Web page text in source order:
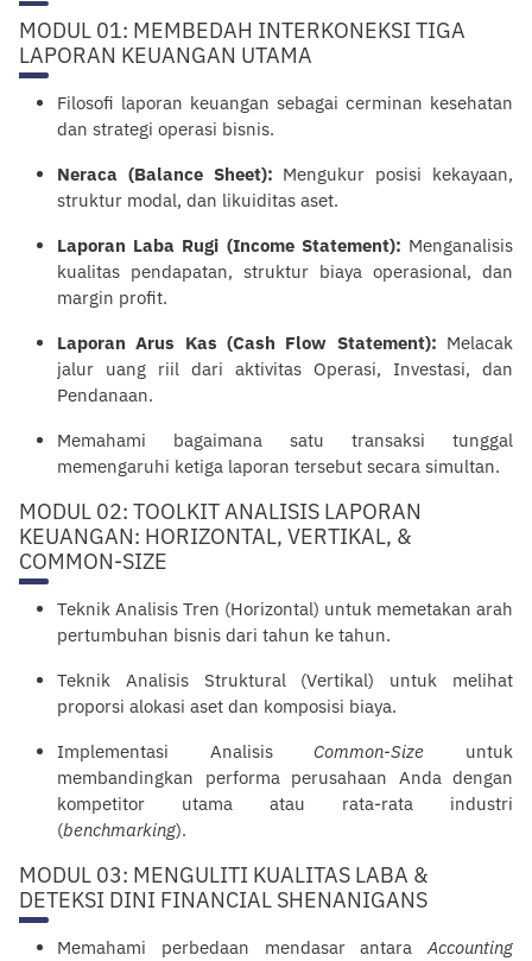
MODUL 01: MEMBEDAH INTERKONEKSI TIGA
LAPORAN KEUANGAN UTAMA
Filosofi laporan keuangan sebagai cerminan kesehatan
dan strategi operasi bisnis.
Neraca (Balance Sheet): Mengukur posisi kekayaan,
struktur modal, dan likuiditas aset.
Laporan Laba Rugi (Income Statement): Menganalisis
kualitas pendapatan, struktur biaya operasional, dan
margin profit.
Laporan Arus Kas (Cash Flow Statement): Melacak
jalur uang riil dari aktivitas Operasi, Investasi, dan
Pendanaan.
Memahami bagaimana satu transaksi tunggal
memengaruhi ketiga laporan tersebut secara simultan.
MODUL 02: TOOLKIT ANALISIS LAPORAN
KEUANGAN: HORIZONTAL, VERTIKAL, &
COMMON-SIZE
Teknik Analisis Tren (Horizontal) untuk memetakan arah
pertumbuhan bisnis dari tahun ke tahun.
Teknik Analisis Struktural (Vertikal) untuk melihat
proporsi alokasi aset dan komposisi biaya.
Implementasi AnalisisCommon-Size untuk
membandingkan performa perusahaan Anda dengan
kompetitor utama atau rata-rata industri
(benchmarking).
MODUL 03: MENGULITI KUALITAS LABA &
DETEKSI DINI FINANCIAL SHENANIGANS
Memahami perbedaan mendasar antaraAccounting